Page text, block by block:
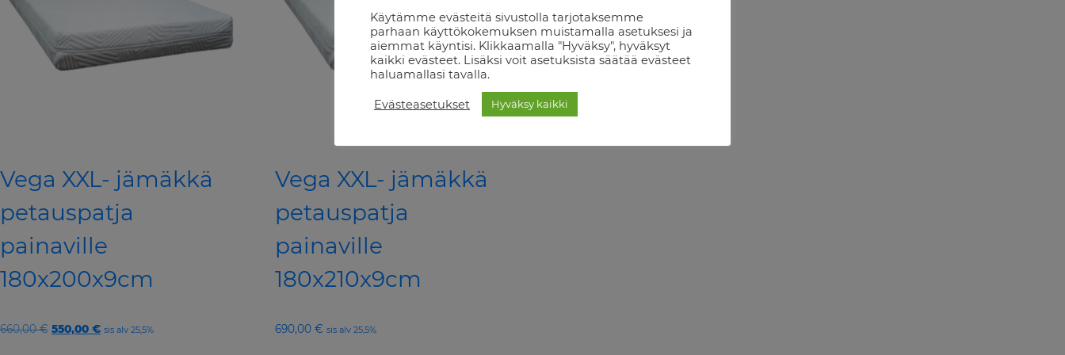
Vega XXL- jämäkkä
petauspatja
painaville
180x200x9cm
660,00€ Original
550,00 €Current
sis alv 25,5%
Vega XXL- jämäkkä
petauspatja
painaville
180x210x9cm
690,00€ sis alv 25,5%
Käytämme evästeitä sivustolla tarjotaksemme
parhaan käyttökokemuksen muistamalla asetuksesi ja
aiemmat käyntisi. Klikkaamalla "Hyväksy", hyväksyt
kaikki evästeet. Lisäksi voit asetuksista säätää evästeet
haluamallasi tavalla.
Evästeasetukset Hyväksy kaikki